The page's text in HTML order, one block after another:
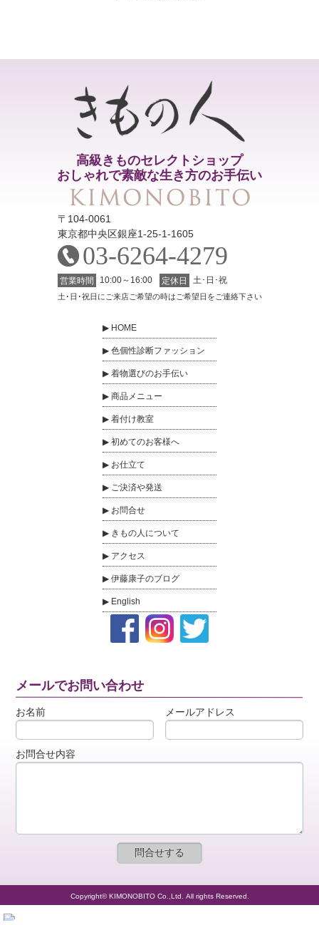
高級きものセレクトショップ
おしゃれで素敵な生き方のお手伝い
〒104-0061
東京都中央区銀座1-25-1-1605
03-6264-4279
営業時間 10:00～16:00 定休日 土･日･祝
土･日･祝日にご来店ご希望の時はご希望日をご連絡下さい
HOME
色個性診断ファッション
着物選びのお手伝い
商品メニュー
着付け教室
初めてのお客様へ
お仕立て
ご決済や発送
お問合せ
きもの人について
アクセス
伊藤康子のブログ
English
メールでお問い合わせ
お名前 メールアドレス
お問合せ内容
Copyright© KIMONOBITO Co.,Ltd. All rights Reserved.